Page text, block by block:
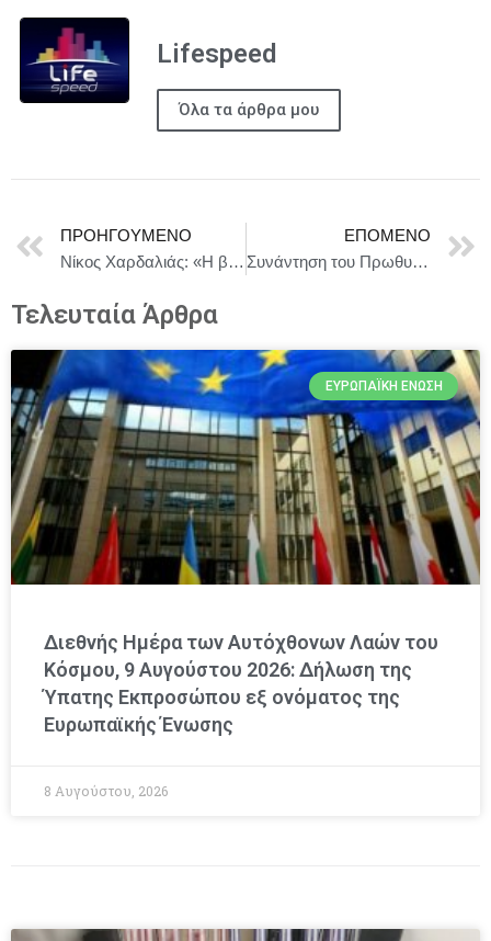
Lifespeed
Όλα τα άρθρα μου
ΠΡΟΗΓΟΎΜΕΝΟ
Νίκος Χαρδαλιάς: «Η βιώσιμη ανάπτυξη αποτελεί στρατηγική επιλογή μας, το αποδεικνύουμε καθημερινά με έργα που υλοποιούνται σε όλο το Λεκανοπέδιο»
ΕΠΌΜΕΝΟ
Συνάντηση του Πρωθυπουργού Κυριάκου Μητσοτάκη με την Ευρωπαία Επίτροπο Περιβάλλοντος, Ανθεκτικότητας των Υδάτων και Ανταγωνιστικής Κυκλικής Οικονομίας Jessika Roswall
Τελευταία Άρθρα
ΕΥΡΩΠΑΪΚΉ ΈΝΩΣΗ
Διεθνής Ημέρα των Αυτόχθονων Λαών του
Κόσμου, 9 Αυγούστου 2026: Δήλωση της
Ύπατης Εκπροσώπου εξ ονόματος της
Ευρωπαϊκής Ένωσης
8 Αυγούστου, 2026